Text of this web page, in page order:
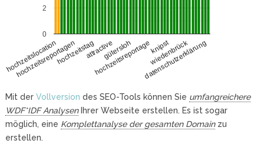
hochzeitslocation
hochzeitsreportagenhochzeitstagattractivegütersloh
hochzeitsreportageknipst
wiedenbrück
datenschutzerklärung
0
2
Mit der Vollversion des SEO-Tools können Sie umfangreichere
WDF*IDF AnalysenIhrer Webseite erstellen. Es ist sogar
möglich, eine Komplettanalyse der gesamten Domainzu
erstellen.